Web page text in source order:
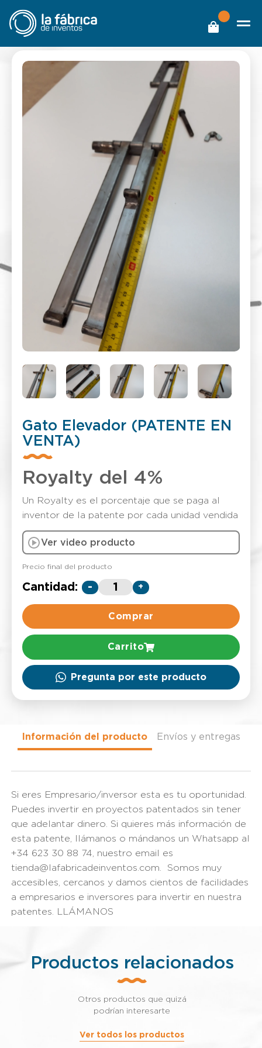
Gato Elevador (PATENTE EN
VENTA)
Royalty del 4%
Un Royalty es el porcentaje que se paga al
inventor de la patente por cada unidad vendida
Ver video producto
Precio final del producto
Cantidad: - +
Comprar
Carrito
Pregunta por este producto
Información del producto Envíos y entregas
Si eres Empresario/inversor esta es tu oportunidad.
Puedes invertir en proyectos patentados sin tener
que adelantar dinero. Si quieres más información de
esta patente, llámanos o mándanos un Whatsapp al
+34 623 30 88 74, nuestro email es
tienda@lafabricadeinventos.com. Somos muy
accesibles, cercanos y damos cientos de facilidades
a empresarios e inversores para invertir en nuestra
patentes. LLÁMANOS
Productos relacionados
Otros productos que quizá
podrían interesarte
Ver todos los productos